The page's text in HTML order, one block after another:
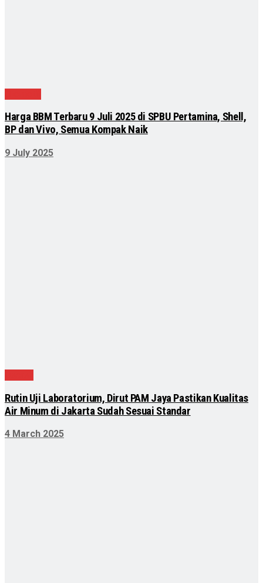
Harga BBM Terbaru 9 Juli 2025 di SPBU Pertamina, Shell,
BP dan Vivo, Semua Kompak Naik
9 July 2025
Rutin Uji Laboratorium, Dirut PAM Jaya Pastikan Kualitas
Air Minum di Jakarta Sudah Sesuai Standar
4 March 2025